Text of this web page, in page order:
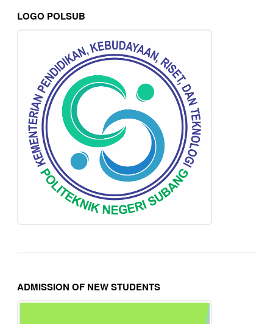
LOGO POLSUB
ADMISSION OF NEW STUDENTS